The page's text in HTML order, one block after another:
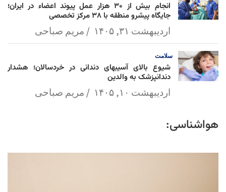
انجام بیش از ۳۰ هزار عمل پیوند اعضاء در ایران؛
جایگاه پیشرو منطقه با ۳۸ مرکز تخصصی
اردیبهشت ۳۱, ۱۴۰۵ مریم صباحی
سلامت
شیوع بالای آسیبهای دندانی در خردسالان؛ هشدار
دندانپزشک به والدین
اردیبهشت ۱۰, ۱۴۰۵ مریم صباحی
هواشناسی: